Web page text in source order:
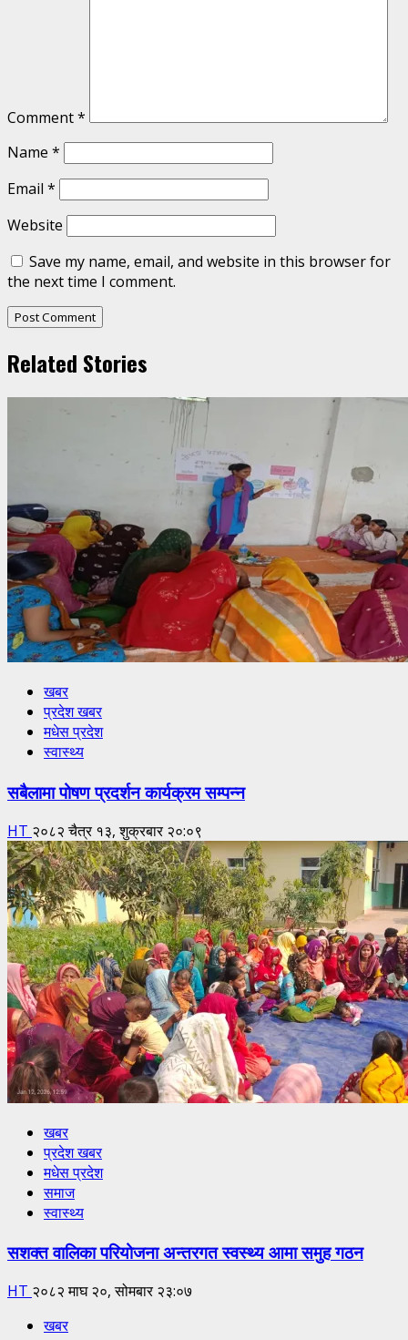
Comment*
Name *
Email *
Website
Save my name, email, and website in this browser for
the next time I comment.
Related Stories
खबर
प्रदेश खबर
मधेस प्रदेश
स्वास्थ्य
सबैलामा पोषण प्रदर्शन कार्यक्रम सम्पन्न
HT २०८२ चैत्र १३, शुक्रबार २०:०९
खबर
प्रदेश खबर
मधेस प्रदेश
समाज
स्वास्थ्य
सशक्त वालिका परियोजना अन्तरगत स्वस्थ्य आमा समुह गठन
HT २०८२ माघ २०, सोमबार २३:०७
खबर